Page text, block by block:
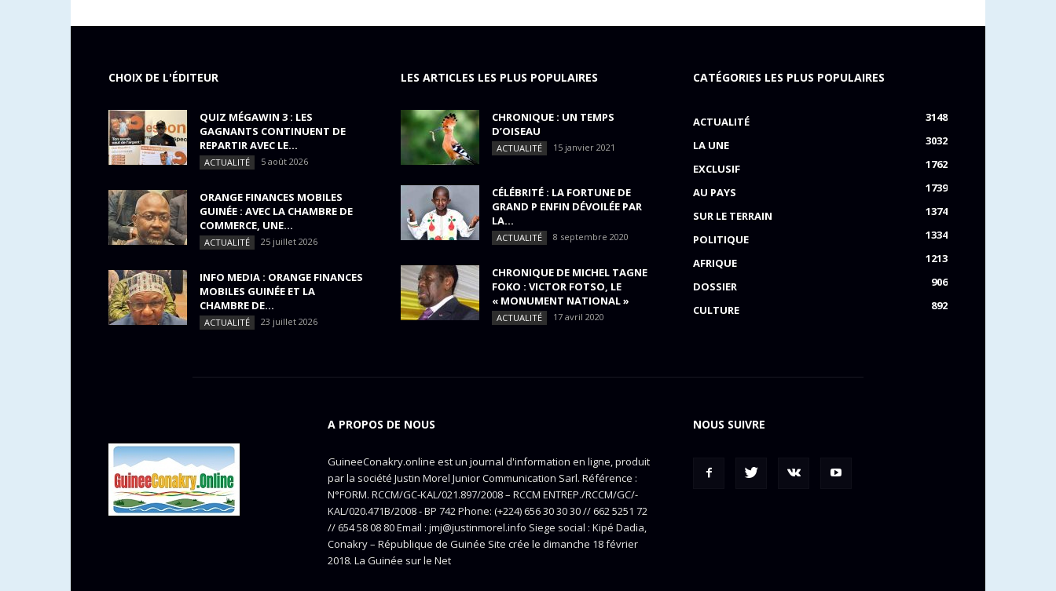
CHOIX DE L'ÉDITEUR
QUIZ MÉGAWIN 3 : LES
GAGNANTS CONTINUENT DE
REPARTIR AVEC LE...
ACTUALITÉ 5 août 2026
ORANGE FINANCES MOBILES
GUINÉE : AVEC LA CHAMBRE DE
COMMERCE, UNE...
ACTUALITÉ 25 juillet 2026
INFO MEDIA : ORANGE FINANCES
MOBILES GUINÉE ET LA
CHAMBRE DE...
ACTUALITÉ 23 juillet 2026
LES ARTICLES LES PLUS POPULAIRES
CHRONIQUE : UN TEMPS
D’OISEAU
ACTUALITÉ 15 janvier 2021
CÉLÉBRITÉ : LA FORTUNE DE
GRAND P ENFIN DÉVOILÉE PAR
LA...
ACTUALITÉ 8 septembre 2020
CHRONIQUE DE MICHEL TAGNE
FOKO : VICTOR FOTSO, LE
« MONUMENT NATIONAL »
ACTUALITÉ 17 avril 2020
CATÉGORIES LES PLUS POPULAIRES
ACTUALITÉ
3148
LA UNE
3032
EXCLUSIF
1762
AU PAYS
1739
SUR LE TERRAIN
1374
POLITIQUE
1334
AFRIQUE
1213
DOSSIER
906
CULTURE
892
A PROPOS DE NOUS
GuineeConakry.online est un journal d'information en ligne, produit
par la société Justin Morel Junior Communication Sarl. Référence :
N°FORM. RCCM/GC-KAL/021.897/2008 – RCCM ENTREP./RCCM/GC/-
KAL/020.471B/2008 - BP 742 Phone: (+224) 656 30 30 30 // 662 5251 72
// 654 58 08 80 Email : jmj@justinmorel.info Siege social : Kipé Dadia,
Conakry – République de Guinée Site crée le dimanche 18 février
2018. La Guinée sur le Net
NOUS SUIVRE